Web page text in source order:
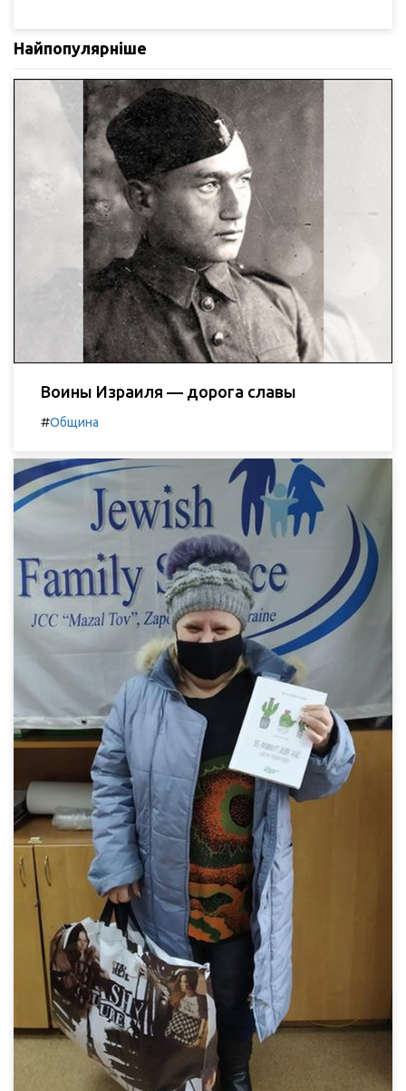
Найпопулярніше
Воины Израиля — дорога славы
#Община